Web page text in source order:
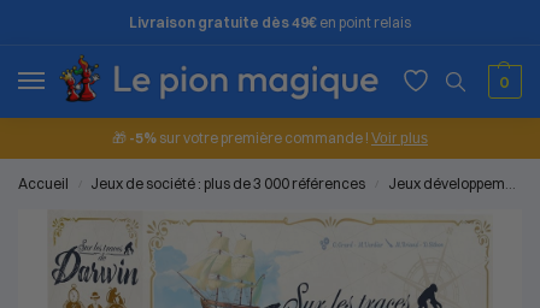
Livraison gratuite dès 49€ en point relais
0
🎁 -5% sur votre première commande ! Voir plus
Accueil Jeux de société : plus de 3 000 références Jeux développements et constructions